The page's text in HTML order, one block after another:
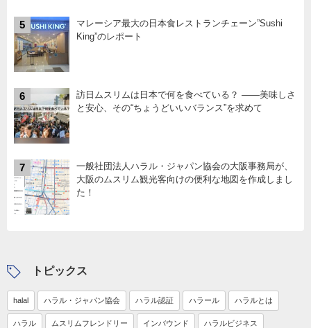
5
マレーシア最大の日本食レストランチェーン”Sushi
King”のレポート
6
訪日ムスリムは日本で何を食べている？ ――美味しさ
と安心、その“ちょうどいいバランス”を求めて
7
一般社団法人ハラル・ジャパン協会の大阪事務局が、
大阪のムスリム観光客向けの便利な地図を作成しまし
た！
トピックス
halal ハラル・ジャパン協会 ハラル認証 ハラール ハラルとは
ハラル ムスリムフレンドリー インバウンド ハラルビジネス